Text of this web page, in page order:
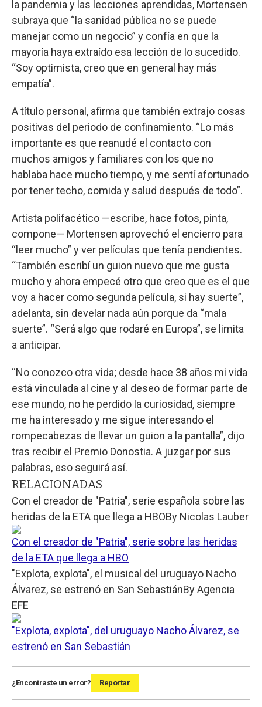
la pandemia y las lecciones aprendidas, Mortensen
subraya que “la sanidad pública no se puede
manejar como un negocio” y confía en que la
mayoría haya extraído esa lección de lo sucedido.
“Soy optimista, creo que en general hay más
empatía”.
A título personal, afirma que también extrajo cosas
positivas del periodo de confinamiento. “Lo más
importante es que reanudé el contacto con
muchos amigos y familiares con los que no
hablaba hace mucho tiempo, y me sentí afortunado
por tener techo, comida y salud después de todo”.
Artista polifacético —escribe, hace fotos, pinta,
compone— Mortensen aprovechó el encierro para
“leer mucho” y ver películas que tenía pendientes.
“También escribí un guion nuevo que me gusta
mucho y ahora empecé otro que creo que es el que
voy a hacer como segunda película, si hay suerte”,
adelanta, sin develar nada aún porque da “mala
suerte”. “Será algo que rodaré en Europa”, se limita
a anticipar.
“No conozco otra vida; desde hace 38 años mi vida
está vinculada al cine y al deseo de formar parte de
ese mundo, no he perdido la curiosidad, siempre
me ha interesado y me sigue interesando el
rompecabezas de llevar un guion a la pantalla”, dijo
tras recibir el Premio Donostia. A juzgar por sus
palabras, eso seguirá así.
RELACIONADAS
Con el creador de "Patria", serie española sobre las
heridas de la ETA que llega a HBOBy Nicolas Lauber
Con el creador de "Patria", serie sobre las heridas
de la ETA que llega a HBO
"Explota, explota", el musical del uruguayo Nacho
Álvarez, se estrenó en San SebastiánByAgencia
EFE
"Explota, explota", del uruguayo Nacho Álvarez, se
estrenó en San Sebastián
¿Encontraste un error? Reportar